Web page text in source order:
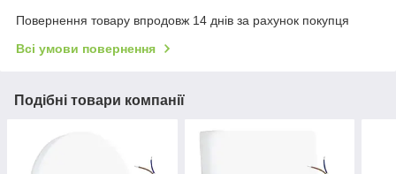
Повернення товару впродовж 14 днів за рахунок покупця
Всі умови повернення
Подібні товари компанії